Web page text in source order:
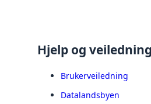
Hjelp og
Brukerveiledning
Datalandsbyen